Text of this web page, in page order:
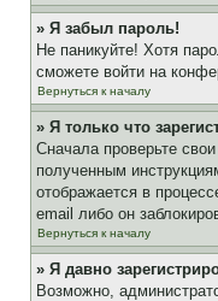
» Я забыл пароль!
Не паникуйте! Хотя
сможете войти на
Вернуться к началу
» Я только что
Сначала проверьте
полученным
отображается в
email либо он
Вернуться к началу
» Я давно
Возможно,